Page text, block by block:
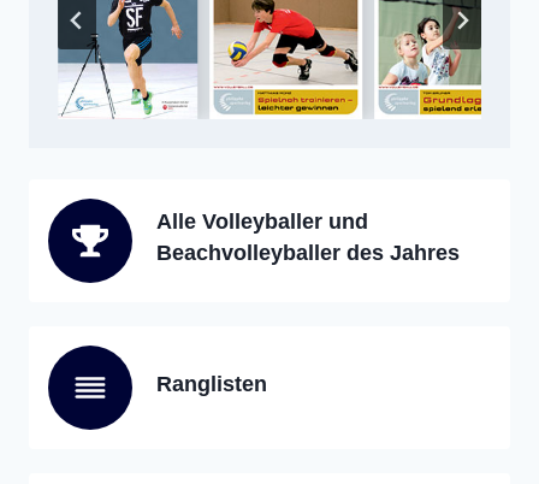
Alle Volleyballer und
Beachvolleyballer des Jahres
Ranglisten